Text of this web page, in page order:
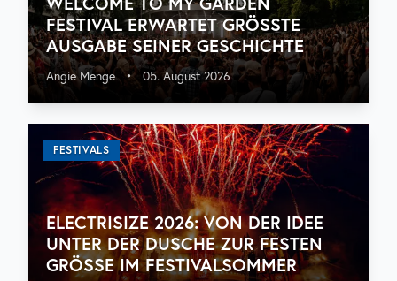
FESTIVAL ERWARTET GRÖSSTE A
USGABE SEINER GESCHICHTE
Angie Menge • 05. August 2026
FESTIVALS
ELECTRISIZE 2026: VON DER IDEE
UNTER DER DUSCHE ZUR FESTEN
GRÖSSE IM FESTIVALSOMMER